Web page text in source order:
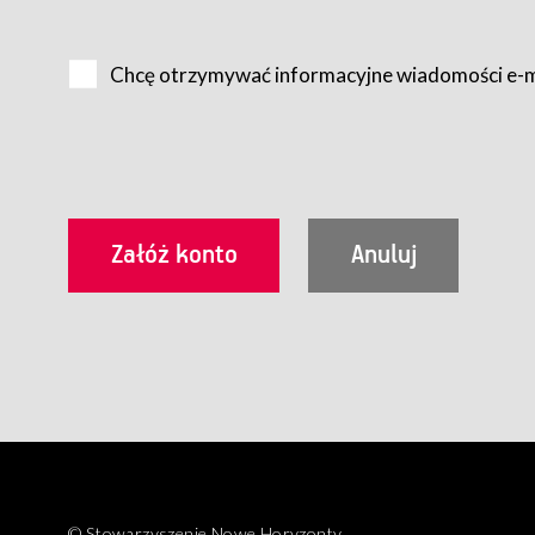
Usługobiorca przed rozpoczęciem korzystania z
utrwalenie i wydrukowanie.
§ 3
Korzystanie ze wszystkich aplikacji Serwisu może być
Chcę otrzymywać informacyjne wiadomości e-